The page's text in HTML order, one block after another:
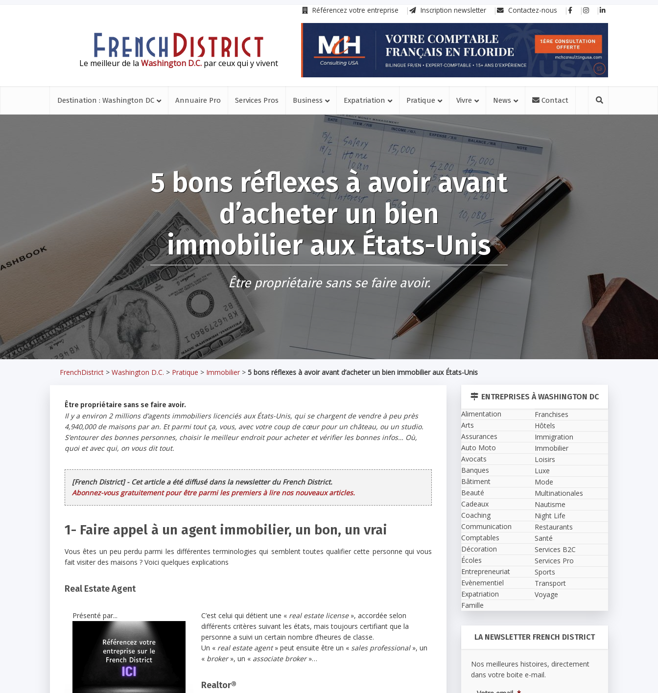
Référencez votre entreprise Inscription newsletter Contactez-nous
Le meilleur de la Washington D.C. par ceux qui y vivent
Destination : Washington DC Annuaire Pro Services Pros Business Expatriation Pratique Vivre News Contact
5 bons réflexes à avoir avant
d’acheter un bien
immobilier aux États-Unis
Être propriétaire sans se faire avoir.
FrenchDistrict > Washington D.C. > Pratique > Immobilier > 5 bons réflexes à avoir avant d’acheter un bien immobilier aux États-Unis
Être propriétaire sans se faire avoir.
Il y a environ 2 millions d’agents immobiliers licenciés aux États-Unis, qui se chargent de vendre à peu près
4,940,000 de maisons par an. Et parmi tout ça, vous, avec votre coup de cœur pour un château, ou un studio.
S’entourer des bonnes personnes, choisir le meilleur endroit pour acheter et vérifier les bonnes infos… Où,
quoi et avec qui, on vous dit tout.
[French District] - Cet article a été diffusé dans la newsletter du French District.
Abonnez-vous gratuitement pour être parmi les premiers à lire nos nouveaux articles.
1- Faire appel à un agent immobilier, un bon, un vrai
Vous êtes un peu perdu parmi les différentes terminologies qui semblent toutes qualifier cette personne qui vous
fait visiter des maisons ? Voici quelques explications
Real Estate Agent
Présenté par... C’est celui qui détient une « real estate license», accordée selon
différents critères suivant les états, mais toujours certifiant que la
personne a suivi un certain nombre d’heures de classe.
Un « real estate agent» peut ensuite être un «sales professional», un
« broker», un « associate broker»…
Realtor®
ENTREPRISES À WASHINGTON DC
Alimentation
Arts
Assurances
Auto Moto
Avocats
Banques
Bâtiment
Beauté
Cadeaux
Coaching
Communication
Comptables
Décoration
Écoles
Entrepreneuriat
Evènementiel
Expatriation
Famille
Franchises
Hôtels
Immigration
Immobilier
Loisirs
Luxe
Mode
Multinationales
Nautisme
Night Life
Restaurants
Santé
Services B2C
Services Pro
Sports
Transport
Voyage
LA NEWSLETTER FRENCH DISTRICT
Nos meilleures histoires, directement
dans votre boite e-mail.